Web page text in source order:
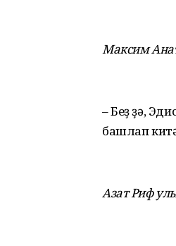
Максим
– Беҙ ҙә,
башлап
Азат Риф